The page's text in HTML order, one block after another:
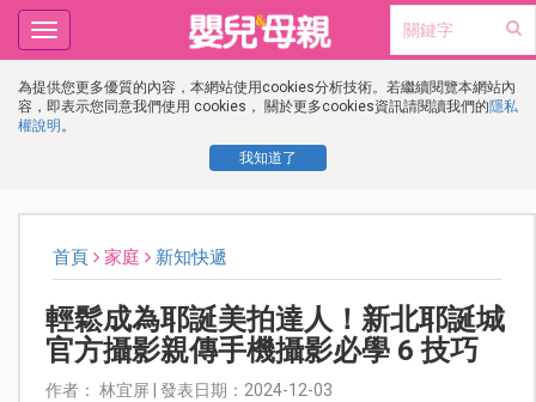
為提供您更多優質的內容，本網站使用cookies分析技術。若繼續閱覽本網站內
容，即表示您同意我們使用 cookies， 關於更多cookies資訊請閱讀我們的隱私
權說明 。
我知道了
Toggle
navigation
首頁 家庭 新知快遞
輕鬆成為耶誕美拍達人！新北耶誕城
官方攝影親傳手機攝影必學 6 技巧
作者： 林宜屏 | 發表日期：2024-12-03